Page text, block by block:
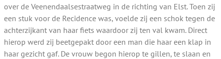
over de Veenendaalsestraatweg in de richting van Elst. Toen zij
een stuk voor de Recidence was, voelde zij een schok tegen de
achterzijkant van haar fiets waardoor zij ten val kwam. Direct
hierop werd zij beetgepakt door een man die haar een klap in
haar gezicht gaf. De vrouw begon hierop te gillen, te slaan en